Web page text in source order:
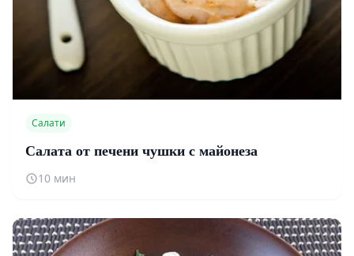
Салати
Салата от печени чушки с майонеза
10 мин